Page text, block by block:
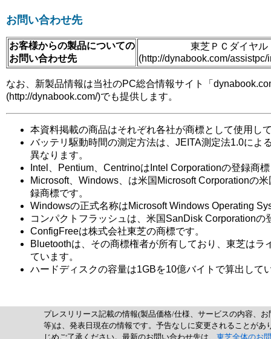
お問い合わせ先
お客様からの製品についての
お問い合わせ先
東芝ＰＣダイヤル
(http://dynabook.com/assistpc/
なお、新製品情報は当社のPC総合情報サイト「
(http://dynabook.com/)でも提供します。
本資料掲載の商品はそれぞれ各社が商標として使用し
バッテリ駆動時間の測定方法は、JEITA測定法1.0によ
異なります。
Intel、Pentium、CentrinoはIntel Corporationの登録商
Microsoft、Windows、は米国Microsoft Corporationの
録商標です。
Windowsの正式名称はMicrosoft Windows Operating
コンパクトフラッシュは、米国SanDisk Corporationの
ConfigFreeは株式会社東芝の商標です。
Bluetoothは、その商標権者が所有しており、東芝はラ
ています。
ハードディスクの容量は1GBを10億バイトで算出して
プレスリリース記載の情報(製品価格/仕様、サービスの内容、
等)は、発表日現在の情報です。予告なしに変更されることがあ
じめご了承ください。最新のお問い合わせ先は、 東芝全体のお